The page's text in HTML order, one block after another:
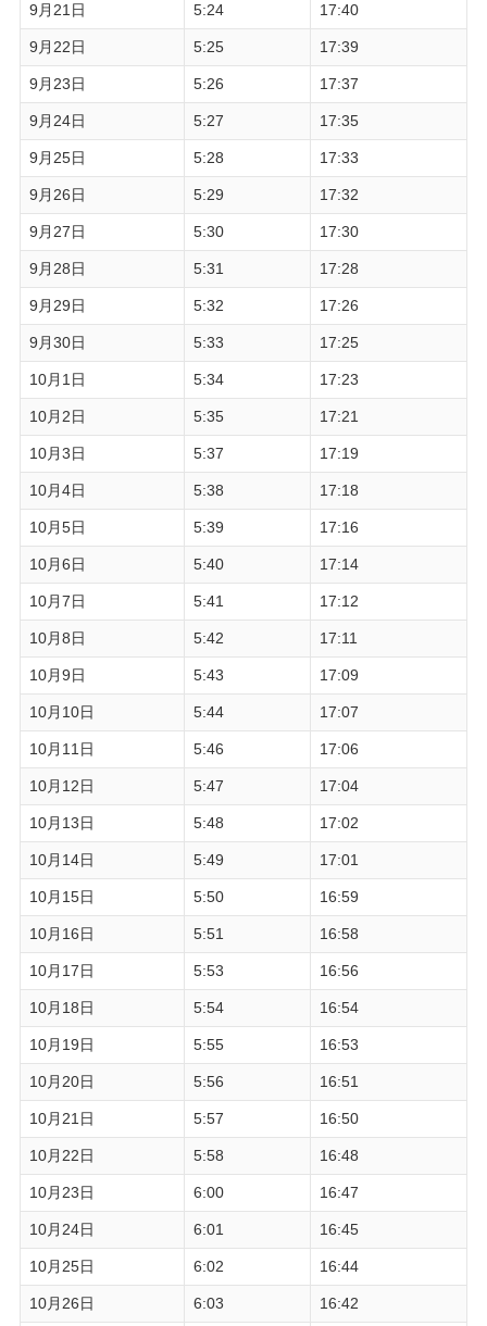
9月21日 5:24 17:40
9月22日 5:25 17:39
9月23日 5:26 17:37
9月24日 5:27 17:35
9月25日 5:28 17:33
9月26日 5:29 17:32
9月27日 5:30 17:30
9月28日 5:31 17:28
9月29日 5:32 17:26
9月30日 5:33 17:25
10月1日 5:34 17:23
10月2日 5:35 17:21
10月3日 5:37 17:19
10月4日 5:38 17:18
10月5日 5:39 17:16
10月6日 5:40 17:14
10月7日 5:41 17:12
10月8日 5:42 17:11
10月9日 5:43 17:09
10月10日 5:44 17:07
10月11日 5:46 17:06
10月12日 5:47 17:04
10月13日 5:48 17:02
10月14日 5:49 17:01
10月15日 5:50 16:59
10月16日 5:51 16:58
10月17日 5:53 16:56
10月18日 5:54 16:54
10月19日 5:55 16:53
10月20日 5:56 16:51
10月21日 5:57 16:50
10月22日 5:58 16:48
10月23日 6:00 16:47
10月24日 6:01 16:45
10月25日 6:02 16:44
10月26日 6:03 16:42